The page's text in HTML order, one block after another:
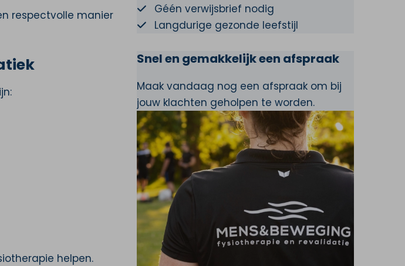
respectvolle manier
helpen.
Géén verwijsbrief nodig
Langdurige gezonde leefstijl
Snel en gemakkelijk een afspraak
Maak vandaag nog een afspraak om bij
jouw klachten geholpen te worden.